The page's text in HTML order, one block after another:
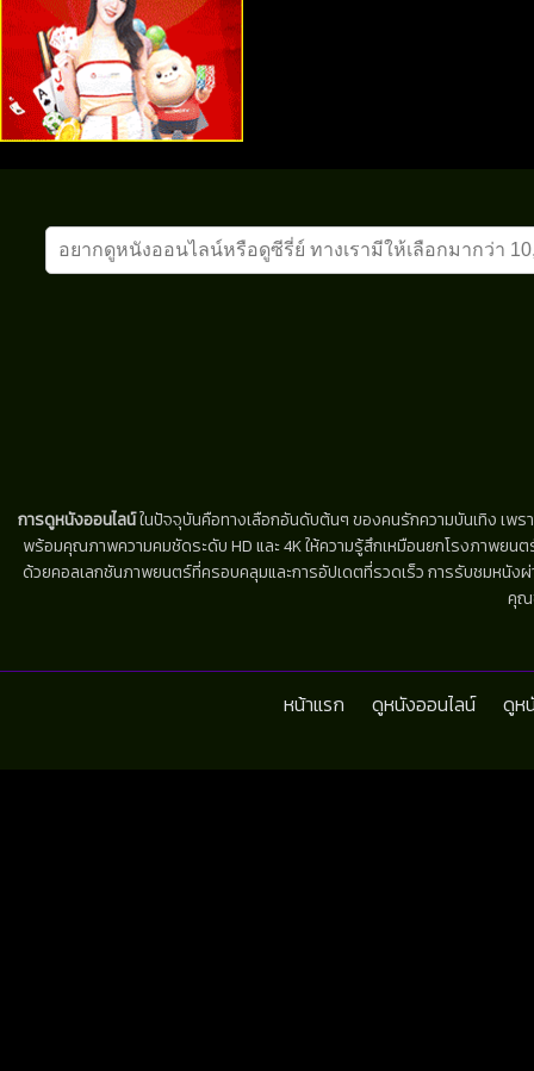
การดูหนังออนไลน์ในปัจจุบันคือทางเลือกอันดับต้นๆ ของคนรักความบันเทิง เพร
พร้อมคุณภาพความคมชัดระดับ HD และ 4K ให้ความรู้สึกเหมือนยกโรงภาพยน
ด้วยคอลเลกชันภาพยนตร์ที่ครอบคลุมและการอัปเดตที่รวดเร็ว การรับชมหนัง
คุณ
หน้าแรก ดูหนังออนไลน์ ดูห